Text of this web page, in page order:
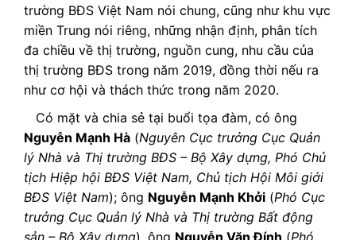
trường BĐS Việt Nam nói chung, cũng như khu vực
miền Trung nói riêng, những nhận định, phân tích
đa chiều về thị trường, nguồn cung, nhu cầu của
thị trường BĐS trong năm 2019, đồng thời nếu ra
như cơ hội và thách thức trong năm 2020.
Có mặt và chia sẻ tại buổi tọa đàm, có ông
Nguyễn Mạnh Hà (Nguyên Cục trưởng Cục Quản
lý Nhà và Thị trường BĐS – Bộ Xây dựng, Phó Chủ
tịch Hiệp hội BĐS Việt Nam, Chủ tịch Hội Môi giới
BĐS Việt Nam); ông Nguyễn Mạnh Khởi (Phó Cục
trưởng Cục Quản lý Nhà và Thị trường Bất động
sản – Bộ Xây dựng), ông Nguyễn Văn Đính (Phó